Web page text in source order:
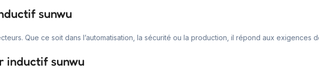
sunwu
Que ce soit dans l’automatisation, la sécurité ou la production, il répond aux exigences
inductif sunwu